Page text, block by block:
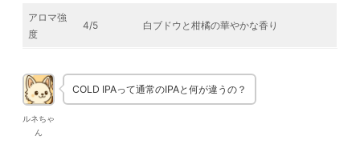
アロマ強
度
4/5 白ブドウと柑橘の華やかな香り
ルネちゃ
ん
COLD IPAって通常のIPAと何が違うの？